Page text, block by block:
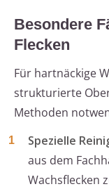
Besondere
Flecken
Für hartnäckige
strukturierte
Methoden
Spezielle
aus dem
Wachsflecken